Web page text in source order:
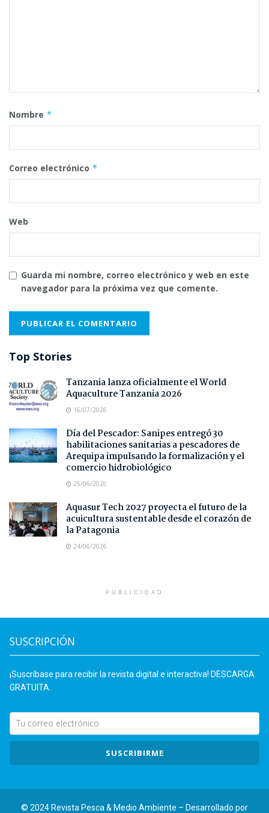
Nombre *
Correo electrónico *
Web
Guarda mi nombre, correo electrónico y web en este
navegador para la próxima vez que comente.
Top Stories
Tanzania lanza oficialmente el World
Aquaculture Tanzania 2026
16/07/2026
Día del Pescador: Sanipes entregó 30
habilitaciones sanitarias a pescadores de
Arequipa impulsando la formalización y el
comercio hidrobiológico
25/06/2026
Aquasur Tech 2027 proyecta el futuro de la
acuicultura sustentable desde el corazón de
la Patagonia
24/06/2026
PUBLICIDAD
SUSCRIPCIÓN
¡Suscríbase para recibir la revista digital e interactiva! DESCARGA
GRATUITA.
SUSCRIBIRME
© 2024 Revista Pesca & Medio Ambiente – Desarrollado por